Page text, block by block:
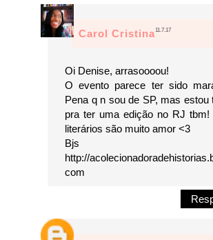
Carol Cristina11.7.17
Oi Denise, arrasoooou!
O evento parece ter sido
Pena q n sou de SP, mas estou
pra ter uma edição no RJ tbm!
literários são muito amor <3
Bjs
http://
com